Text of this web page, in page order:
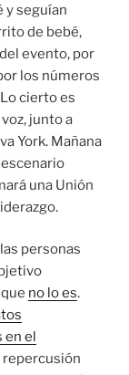
y seguían
de bebé,
evento, por
los números
cierto es
junto a
York. Mañana
una Unión
personas
no lo es.
en el
repercusión